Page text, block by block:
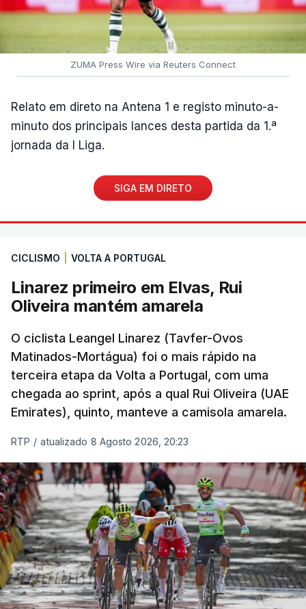
ZUMA Press Wire via Reuters Connect
Relato em direto na Antena 1 e registo minuto-a-
minuto dos principais lances desta partida da 1.ª
jornada da I Liga.
SIGA EM DIRETO
CICLISMO VOLTA A PORTUGAL
Linarez primeiro em Elvas, Rui
Oliveira mantém amarela
O ciclista Leangel Linarez (Tavfer-Ovos
Matinados-Mortágua) foi o mais rápido na
terceira etapa da Volta a Portugal, com uma
chegada ao sprint, após a qual Rui Oliveira (UAE
Emirates), quinto, manteve a camisola amarela.
RTP / atualizado 8 Agosto 2026, 20:23